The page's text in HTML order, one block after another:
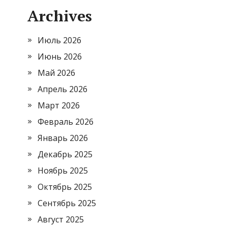
Archives
Июль 2026
Июнь 2026
Май 2026
Апрель 2026
Март 2026
Февраль 2026
Январь 2026
Декабрь 2025
Ноябрь 2025
Октябрь 2025
Сентябрь 2025
Август 2025